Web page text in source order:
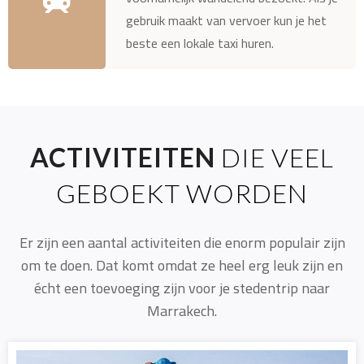
gebruik maakt van vervoer kun je het
beste een lokale taxi huren.
ACTIVITEITEN DIE VEEL
GEBOEKT WORDEN
Er zijn een aantal activiteiten die enorm populair zijn
om te doen. Dat komt omdat ze heel erg leuk zijn en
écht een toevoeging zijn voor je stedentrip naar
Marrakech.